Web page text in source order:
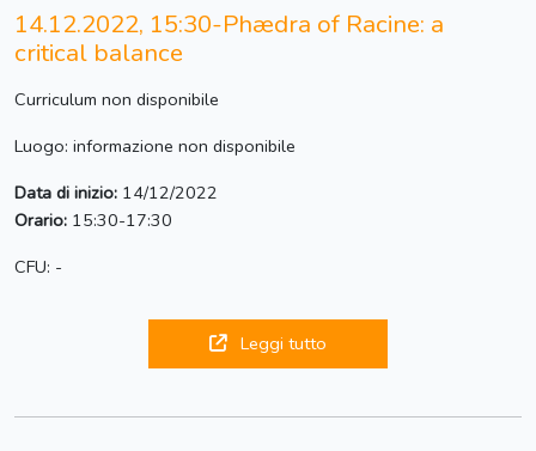
14.12.2022, 15:30-Phædra of Racine: a
critical balance
Curriculum non disponibile
Luogo: informazione non disponibile
Data di inizio: 14/12/2022
Orario: 15:30-17:30
CFU: -
Leggi tutto